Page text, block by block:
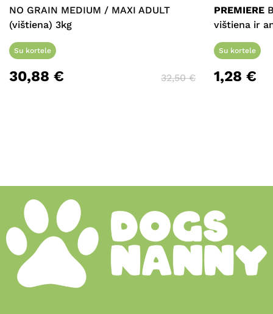
NO GRAIN MEDIUM / MAXI ADULT
(vištiena) 3kg
Su kortele
30,88 € 32,50€
PREMIERE
vištiena ir
Su kortele
1,28 €